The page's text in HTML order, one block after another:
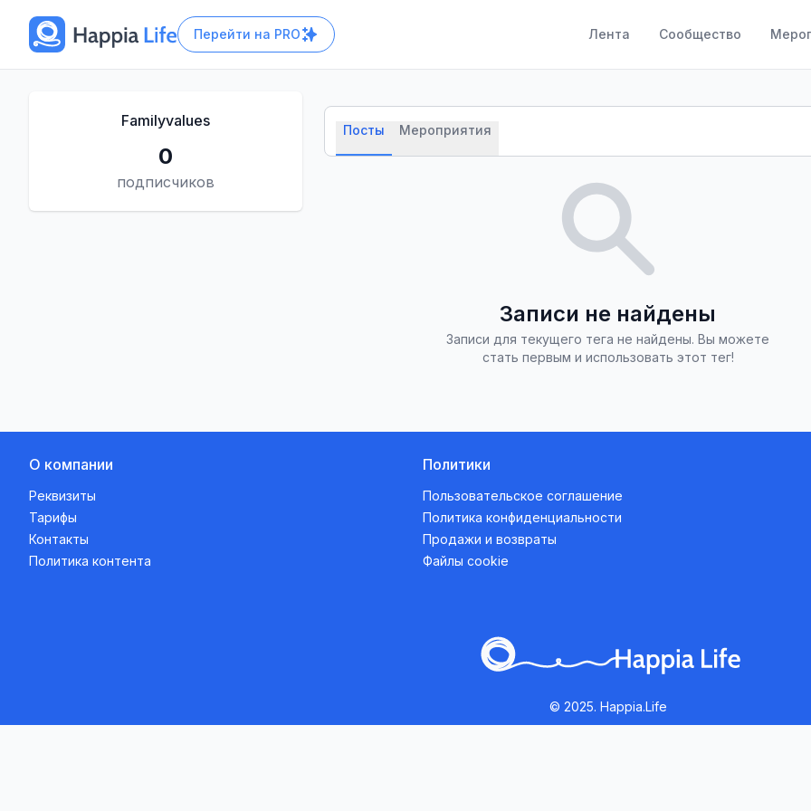
Перейти на PRO Лента Сообщество
Familyvalues
0
подписчиков
Посты Мероприятия
Записи не найдены
Записи для текущего тега не найдены. Вы можете
стать первым и использовать этот тег!
О компании
Реквизиты
Тарифы
Контакты
Политика контента
Политики
Пользовательское соглашение
Политика конфиденциальности
Продажи и возвраты
Файлы cookie
© 2025. Happia.Life